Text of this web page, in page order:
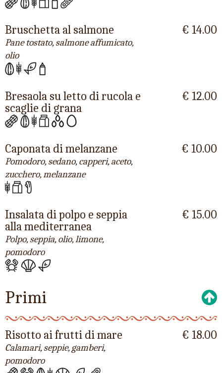
Bruschetta al salmone
Pane tostato, salmone affumicato,
olio
€ 14.00
Bresaola su letto di rucola e
scaglie di grana
€ 12.00
Caponata di melanzane
Pomodoro, sedano, capperi, aceto,
zucchero, melanzane
€ 10.00
Insalata di polpo e seppia
alla mediterranea
Polpo, seppia, olio, limone,
pomodoro
€ 15.00
Primi
Risotto ai frutti di mare
Calamari, seppie, gamberi,
pomodoro
€ 18.00